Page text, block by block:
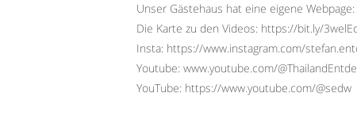
Unser Gästehaus hat eine eigene
Die Karte zu den Videos: https://bit.ly/
Insta: https://www.instagram.com/
Youtube: www.youtube.com/
YouTube: https://www.youtube.com/@sedw